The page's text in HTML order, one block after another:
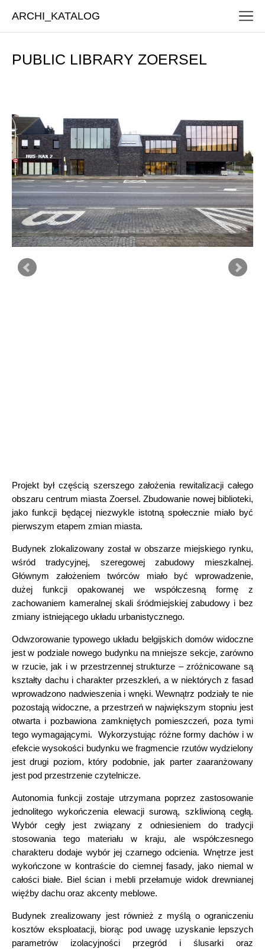
ARCHI_KATALOG
PUBLIC LIBRARY ZOERSEL
Projekt był częścią szerszego założenia rewitalizacji całego
obszaru centrum miasta Zoersel. Zbudowanie nowej biblioteki,
jako funkcji będącej niezwykle istotną społecznie miało być
pierwszym etapem zmian miasta.
Budynek zlokalizowany został w obszarze miejskiego rynku,
wśród tradycyjnej, szeregowej zabudowy mieszkalnej.
Głównym założeniem twórców miało być wprowadzenie,
dużej funkcji opakowanej we współczesną formę z
zachowaniem kameralnej skali śródmiejskiej zabudowy i bez
zmiany istniejącego układu urbanistycznego.
Odwzorowanie typowego układu belgijskich domów widoczne
jest w podziale nowego budynku na mniejsze sekcje, zarówno
w rzucie, jak i w przestrzennej strukturze – zróżnicowane są
kształty dachu i charakter przeszkleń, a w niektórych z fasad
wprowadzono nadwieszenia i wnęki. Wewnątrz podziały te nie
pozostają widoczne, a przestrzeń w największym stopniu jest
otwarta i pozbawiona zamkniętych pomieszczeń, poza tymi
tego wymagającymi. Wykorzystując różne formy dachów i w
efekcie wysokości budynku we fragmencie rzutów wydzielony
jest drugi poziom, który podobnie, jak parter zaaranżowany
jest pod przestrzenie czytelnicze.
Autonomia funkcji zostaje utrzymana poprzez zastosowanie
jednolitego wykończenia elewacji surową, szkliwioną cegłą.
Wybór cegły jest związany z odniesieniem do tradycji
stosowania tego materiału w kraju, ale współczesnego
charakteru dodaje wybór jej czarnego odcienia. Wnętrze jest
wykończone w kontraście do ciemnej fasady, jako niemal w
całości białe. Biel ścian i mebli przełamuje widok drewnianej
więźby dachu oraz akcenty meblowe.
Budynek zrealizowany jest również z myślą o ograniczeniu
kosztów eksploatacji, biorąc pod uwagę uzyskanie lepszych
parametrów izolacyjności przegród i ślusarki oraz